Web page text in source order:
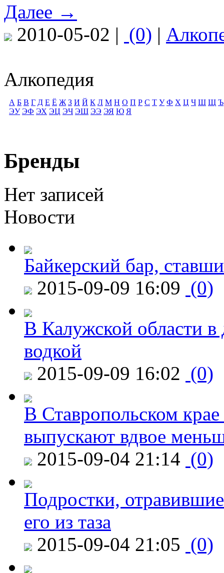
Далее →
2010-05-02 | (0) |
Алкопедия
А Б В Г Д Е Ё Ж З И Й К Л М Н О П Р С Т У Ф Х Ц Ч Ш Щ Ъ
ЭУ ЭФ ЭХ ЭЦ ЭЧ ЭШ ЭЭ ЭЯ Ю Я
Бренды
Нет записей
Новости
Байкерский бар,
2015-09-09 16:09 (0)
В Калужской области в
водкой
2015-09-09 16:02 (0)
В Ставропольском
выпускают вдвое
2015-09-04 21:14 (0)
Подростки,
его из таза
2015-09-04 21:05 (0)